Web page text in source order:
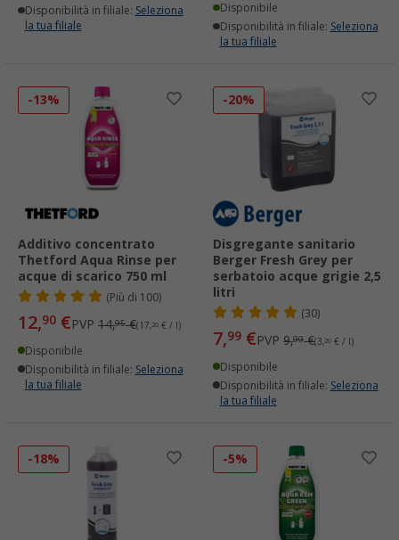
Disponibilità in filiale: Seleziona
la tua filiale
Disponibile
Disponibilità in filiale: Seleziona
la tua filiale
-13%
Additivo concentrato
Thetford Aqua Rinse per
acque di scarico 750 ml
(Più di 100)
12,90 €PVP 14,95€(17,20 € / l)
Disponibile
Disponibilità in filiale: Seleziona
la tua filiale
-20%
Disgregante sanitario
Berger Fresh Grey per
serbatoio acque grigie 2,5
litri
(30)
7,99 €PVP 9,99€(3,20 € / l)
Disponibile
Disponibilità in filiale: Seleziona
la tua filiale
-18% -5%